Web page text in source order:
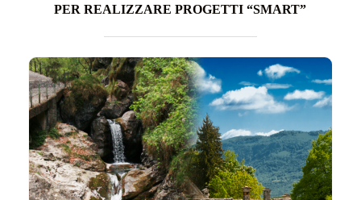
PER REALIZZARE PROGETTI “SMART”